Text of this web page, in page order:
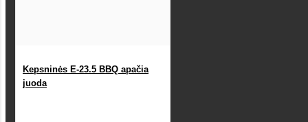
Kepsninės E-23.5 BBQ apačia
juoda